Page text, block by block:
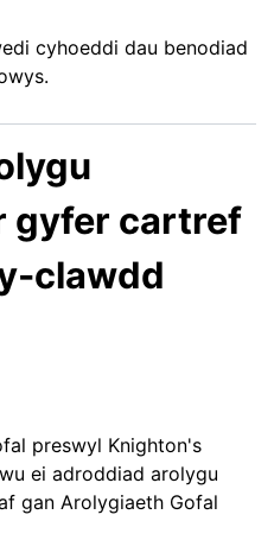
cyhoeddi dau benodiad
gyfer cartref
clawdd
preswyl Knighton's
ei adroddiad arolygu
gan Arolygiaeth Gofal